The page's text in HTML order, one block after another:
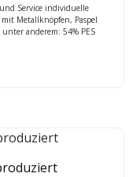
Service individuelle
Metallknöpfen, Paspel
anderem: 54% PES